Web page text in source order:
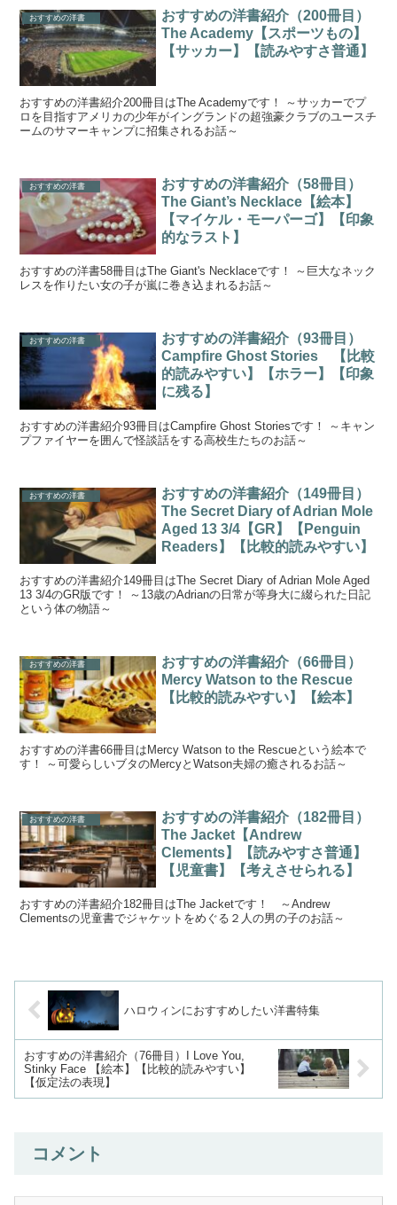
おすすめの洋書
おすすめの洋書紹介（200冊目）
The Academy【スポーツもの】
【サッカー】【読みやすさ普通】
おすすめの洋書紹介200冊目はThe Academyです！ ～サッカーでプ
ロを目指すアメリカの少年がイングランドの超強豪クラブのユースチ
ームのサマーキャンプに招集されるお話～
おすすめの洋書
おすすめの洋書紹介（58冊目）
The Giant’s Necklace【絵本】
【マイケル・モーパーゴ】【印象
的なラスト】
おすすめの洋書58冊目はThe Giant's Necklaceです！ ～巨大なネック
レスを作りたい女の子が嵐に巻き込まれるお話～
おすすめの洋書
おすすめの洋書紹介（93冊目）
Campfire Ghost Stories 【比較
的読みやすい】【ホラー】【印象
に残る】
おすすめの洋書紹介93冊目はCampfire Ghost Storiesです！ ～キャン
プファイヤーを囲んで怪談話をする高校生たちのお話～
おすすめの洋書
おすすめの洋書紹介（149冊目）
The Secret Diary of Adrian Mole
Aged 13 3/4【GR】【Penguin
Readers】【比較的読みやすい】
おすすめの洋書紹介149冊目はThe Secret Diary of Adrian Mole Aged
13 3/4のGR版です！ ～13歳のAdrianの日常が等身大に綴られた日記
という体の物語～
おすすめの洋書
おすすめの洋書紹介（66冊目）
Mercy Watson to the Rescue
【比較的読みやすい】【絵本】
おすすめの洋書66冊目はMercy Watson to the Rescueという絵本で
す！ ～可愛らしいブタのMercyとWatson夫婦の癒されるお話～
おすすめの洋書
おすすめの洋書紹介（182冊目）
The Jacket【Andrew
Clements】【読みやすさ普通】
【児童書】【考えさせられる】
おすすめの洋書紹介182冊目はThe Jacketです！ ～Andrew
Clementsの児童書でジャケットをめぐる２人の男の子のお話～
ハロウィンにおすすめしたい洋書特集
おすすめの洋書紹介（76冊目）I Love You,
Stinky Face 【絵本】【比較的読みやすい】
【仮定法の表現】
コメント